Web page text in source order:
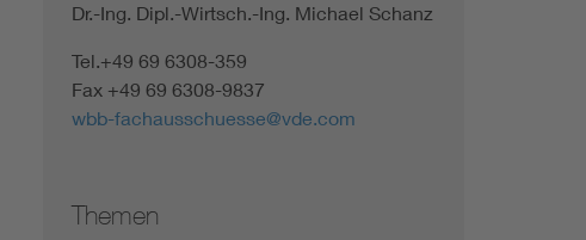
Dr.-Ing. Dipl.-Wirtsch.-Ing. Michael Schanz
Tel.+49 69 6308-359
Fax +49 69 6308-9837
wbb-fachausschuesse@vde.com
Themen